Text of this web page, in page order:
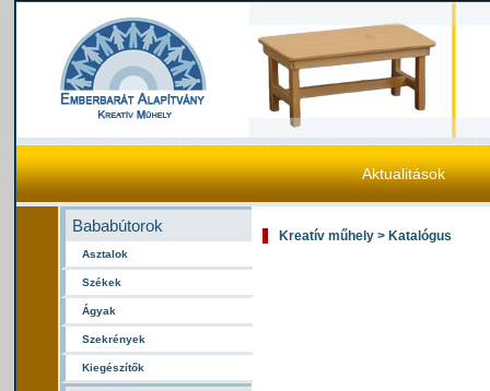
Aktualitások
Bababútorok
Asztalok
Székek
Ágyak
Szekrények
Kiegészítők
Kreatív műhely > Katalógus